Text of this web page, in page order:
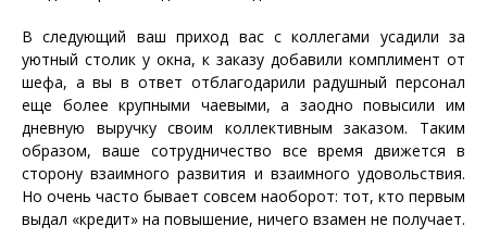
В следующий ваш приход вас с коллегами усадили за
уютный столик у окна, к заказу добавили комплимент от
шефа, а вы в ответ отблагодарили радушный персонал
еще более крупными чаевыми, а заодно повысили им
дневную выручку своим коллективным заказом. Таким
образом, ваше сотрудничество все время движется в
сторону взаимного развития и взаимного удовольствия.
Но очень часто бывает совсем наоборот: тот, кто первым
выдал «кредит» на повышение, ничего взамен не получает.